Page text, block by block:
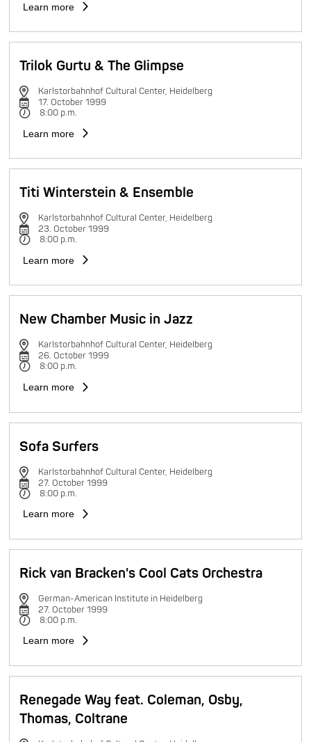
Learn more
Trilok Gurtu & The Glimpse
Karlstorbahnhof Cultural Center, Heidelberg
17. October 1999
8:00 p.m.
Learn more
Titi Winterstein & Ensemble
Karlstorbahnhof Cultural Center, Heidelberg
23. October 1999
8:00 p.m.
Learn more
New Chamber Music in Jazz
Karlstorbahnhof Cultural Center, Heidelberg
26. October 1999
8:00 p.m.
Learn more
Sofa Surfers
Karlstorbahnhof Cultural Center, Heidelberg
27. October 1999
8:00 p.m.
Learn more
Rick van Bracken's Cool Cats Orchestra
German-American Institute in Heidelberg
27. October 1999
8:00 p.m.
Learn more
Renegade Way feat. Coleman, Osby,
Thomas, Coltrane